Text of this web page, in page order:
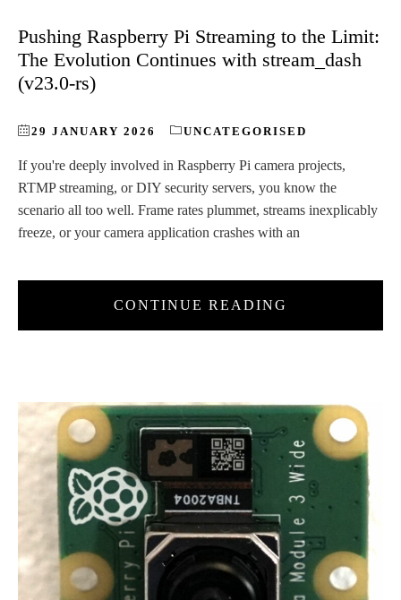
Pushing Raspberry Pi Streaming to the Limit:
The Evolution Continues with stream_dash
(v23.0-rs)
29 JANUARY 2026 UNCATEGORISED
If you're deeply involved in Raspberry Pi camera projects,
RTMP streaming, or DIY security servers, you know the
scenario all too well. Frame rates plummet, streams inexplicably
freeze, or your camera application crashes with an
CONTINUE READING